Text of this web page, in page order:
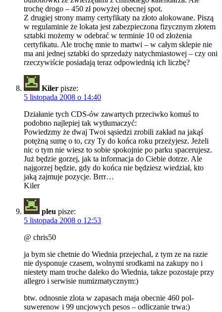
trochę drogo – 450 zł powyżej obecnej spot.
Z drugiej strony mamy certyfikaty na złoto alokowane. Piszą
w regulaminie że lokata jest zabezpieczona fizycznym złotem
sztabki możemy w odebrać w terminie 10 od złożenia
certyfikatu. Ale trochę mnie to martwi – w całym sklepie nie
ma ani jednej sztabki do sprzedaży natychmiastowej – czy oni
rzeczywiście posiadają teraz odpowiednią ich liczbę?
Kiler pisze:
5 listopada 2008 o 14:40
Działanie tych CDS-ów zawartych przeciwko komuś to
podobno najlepiej tak wytłumaczyć:
Powiedzmy że dwaj Twoi sąsiedzi zrobili zakład na jakąś
potężną sumę o to, czy Ty do końca roku przeżyjesz. Jeżeli
nic o tym nie wiesz to sobie spokojnie po parku spacerujesz.
Już będzie gorzej, jak ta informacja do Ciebie dotrze. Ale
najgorzej będzie, gdy do końca nie będziesz wiedział, kto
jaką zajmuje pozycje. Brrr…
Kiler
pleu pisze:
5 listopada 2008 o 12:53
@ chris50
ja bym sie chetnie do Wiednia przejechal, z tym ze na razie
nie dysponuje czasem, wolnymi srodkami na zakupy no i
niestety mam troche daleko do Wiednia, takze pozostaje przy
allegro i serwisie numizmatycznym:)
btw. odnosnie zlota w zapasach maja obecnie 460 pol-
suwerenow i 99 uncjowych pesos – odliczanie trwa:)